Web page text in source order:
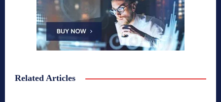
Related Articles